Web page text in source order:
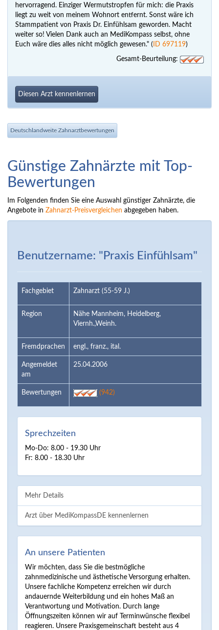
hervorragend. Einziger Wermutstropfen für mich: die Praxis
liegt zu weit von meinem Wohnort entfernt. Sonst wäre ich
Stammpatient von Praxis Dr. Einfühlsam geworden. Macht
weiter so! Vielen Dank auch an MediKompass selbst, ohne
Euch wäre dies alles nicht möglich gewesen." ( ID 697119)
Gesamt-Beurteilung:
Diesen Arzt kennenlernen
Deutschlandweite Zahnarztbewertungen
Günstige Zahnärzte mit Top-
Bewertungen
Im Folgenden finden Sie eine Auswahl günstiger Zahnärzte, die
Angebote in Zahnarzt-Preisvergleichen abgegeben haben.
Benutzername: "Praxis Einfühlsam"
Fachgebiet Zahnarzt (55-59 J.)
Region
Nähe Mannheim, Heidelberg,
Viernh.,Weinh.
Fremdprachen engl., franz., ital.
Angemeldet
am
25.04.2006
Bewertungen (942)
Sprechzeiten
Mo-Do: 8.00 - 19.30 Uhr
Fr: 8.00 - 18.30 Uhr
Mehr Details
Arzt über MediKompassDE kennenlernen
An unsere Patienten
Wir möchten, dass Sie die bestmögliche
zahnmedizinische und ästhetische Versorgung erhalten.
Unsere fachliche Kompetenz erreichen wir durch
andauernde Weiterbildung und ein hohes Maß an
Verantwortung und Motivation. Durch lange
Öffnungszeiten können wir auf Terminwünsche flexibel
reagieren. Unsere Praxisgemeinschaft besteht aus 4